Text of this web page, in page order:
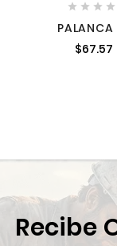
   
PALANCA
2722258
$67.57
Recibe